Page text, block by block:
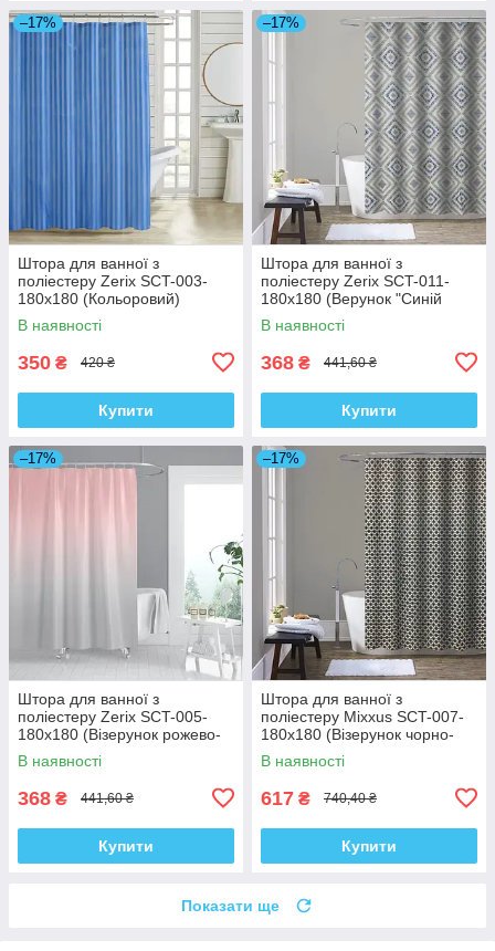
–17%
Штора для ванної з
поліестеру Zerix SCT-003-
180x180 (Кольоровий)
(ZX4994)
В наявності
350 ₴ 420 ₴
Купити
–17%
Штора для ванної з
поліестеру Zerix SCT-011-
180x180 (Верунок "Синій
ромб на сірому") (ZX4982)
В наявності
368 ₴ 441,60 ₴
Купити
–17%
Штора для ванної з
поліестеру Zerix SCT-005-
180x180 (Візерунок рожево-
сірий) (ZX4989)
В наявності
368 ₴ 441,60 ₴
Купити
–17%
Штора для ванної з
поліестеру Mixxus SCT-007-
180x180 (Візерунок чорно-
білий) (AC0648)
В наявності
617 ₴ 740,40 ₴
Купити
Показати ще